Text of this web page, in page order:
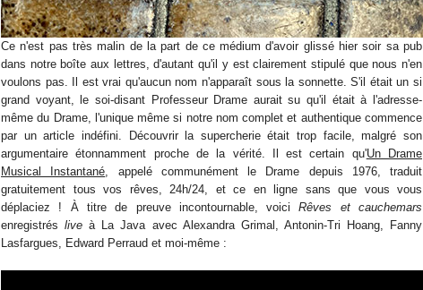
Ce n'est pas très malin de la part de ce médium d'avoir glissé hier soir sa pub
dans notre boîte aux lettres, d'autant qu'il y est clairement stipulé que nous n'en
voulons pas. Il est vrai qu'aucun nom n'apparaît sous la sonnette. S'il était un si
grand voyant, le soi-disant Professeur Drame aurait su qu'il était à l'adresse-
même du Drame, l'unique même si notre nom complet et authentique commence
par un article indéfini. Découvrir la supercherie était trop facile, malgré son
argumentaire étonnamment proche de la vérité. Il est certain qu'Un Drame
Musical Instantané , appelé communément le Drame depuis 1976, traduit
gratuitement tous vos rêves, 24h/24, et ce en ligne sans que vous vous
déplaciez ! À titre de preuve incontournable, voiciRêves et cauchemars
enregistréslive à La Java avec Alexandra Grimal, Antonin-Tri Hoang, Fanny
Lasfargues, Edward Perraud et moi-même :